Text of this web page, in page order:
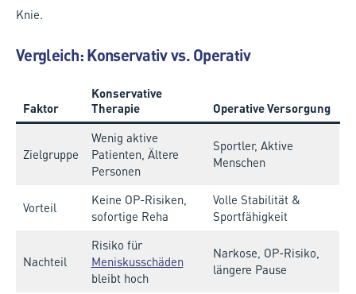
Knie.
Vergleich: Konservativ vs. Operativ
Faktor
Konservative
Therapie
Operative Versorgung
Zielgruppe
Wenig aktive
Patienten, Ältere
Personen
Sportler, Aktive
Menschen
Vorteil
Keine OP-Risiken,
sofortige Reha
Volle Stabilität &
Sportfähigkeit
Nachteil
Risiko für
Meniskusschäden
bleibt hoch
Narkose, OP-Risiko,
längere Pause